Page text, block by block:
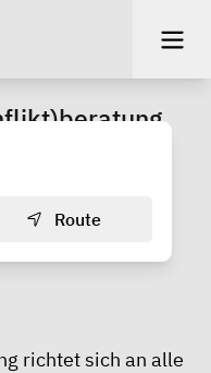
Route
richtet sich an alle